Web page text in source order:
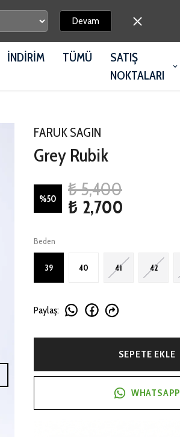
Devam
İNDİRİM TÜMÜ
SATIŞ
NOKTALARI
FARUK SAGIN
Grey Rubik
%50
₺ 5,400
₺ 2,700
Beden
39 40 41 42
Paylaş:
SEPETE EKLE
WHATSAPP